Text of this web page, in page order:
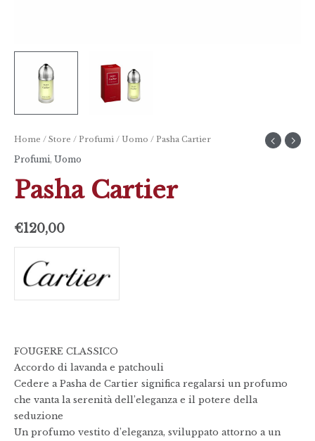
Home / Store / Profumi / Uomo / Pasha Cartier
Profumi, Uomo
Pasha Cartier
€120,00
FOUGERE CLASSICO
Accordo di lavanda e patchouli
Cedere a Pasha de Cartier significa regalarsi un profumo
che vanta la serenità dell’eleganza e il potere della
seduzione
Un profumo vestito d’eleganza, sviluppato attorno a un